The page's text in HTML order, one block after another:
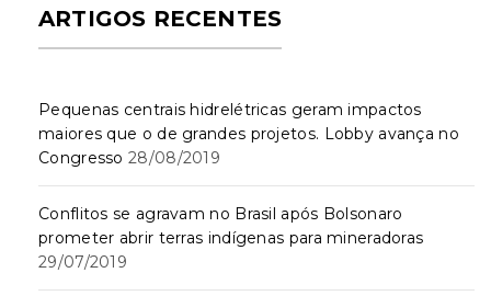
ARTIGOS RECENTES
Pequenas centrais hidrelétricas geram impactos
maiores que o de grandes projetos. Lobby avança no
Congresso 28/08/2019
Conflitos se agravam no Brasil após Bolsonaro
prometer abrir terras indígenas para mineradoras
29/07/2019